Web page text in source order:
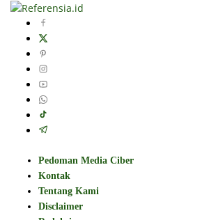
Pedoman Media Ciber
Kontak
Tentang Kami
Disclaimer